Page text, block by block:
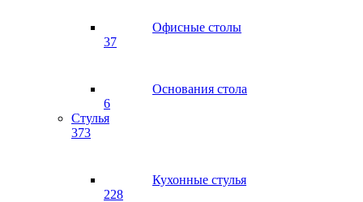
Офисные столы
37
Основания стола
6
Стулья
373
Кухонные стулья
228